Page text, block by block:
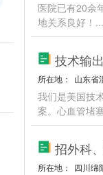
医院已有20余
地关系良好！ ...
所在地： 山东省
我们是美国技
案。心血管堵
所在地： 四川绵